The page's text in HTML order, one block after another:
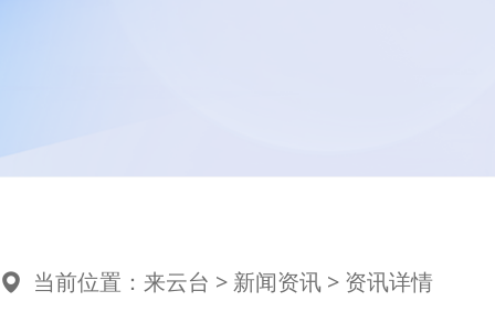
当前位置： 来云台 > 新闻资讯 > 资讯详情